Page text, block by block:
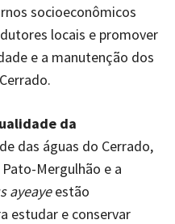
socioeconômicos
locais e promover
e a manutenção dos
da
das águas do Cerrado,
Mergulhão e a
ayeayeestão
estudar e conservar